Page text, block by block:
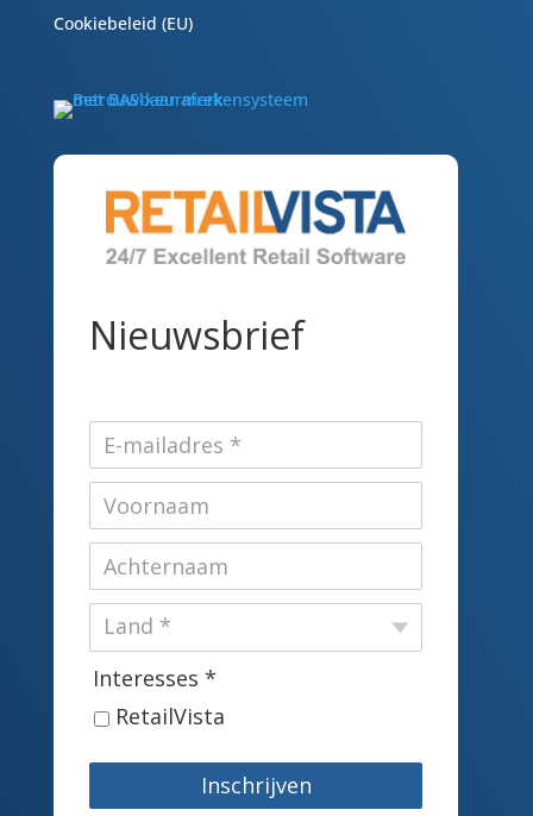
Cookiebeleid (EU)
Nieuwsbrief
Interesses *
RetailVista
Inschrijven